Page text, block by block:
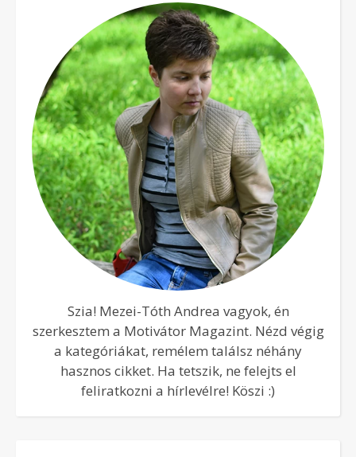
Szia! Mezei-Tóth Andrea vagyok, én
szerkesztem a Motivátor Magazint. Nézd végig
a kategóriákat, remélem találsz néhány
hasznos cikket. Ha tetszik, ne felejts el
feliratkozni a hírlevélre! Köszi :)